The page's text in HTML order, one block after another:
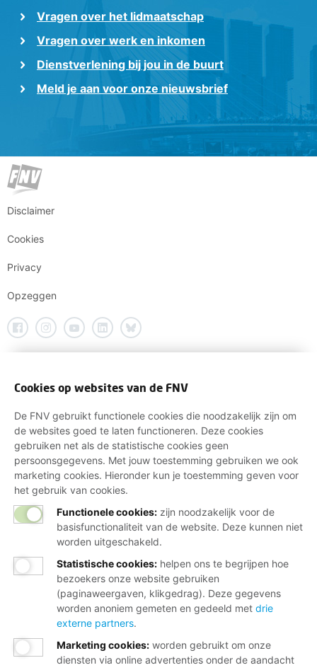
Vragen over het lidmaatschap
Vragen over werk en inkomen
Dienstverlening bij jou in de buurt
Meld je aan voor onze nieuwsbrief
Disclaimer
Cookies
Privacy
Opzeggen
Cookies op websites van de FNV
De FNV gebruikt functionele cookies die noodzakelijk zijn om
de websites goed te laten functioneren. Deze cookies
gebruiken net als de statistische cookies geen
persoonsgegevens. Met jouw toestemming gebruiken we ook
marketing cookies. Hieronder kun je toestemming geven voor
het gebruik van cookies.
Functionele cookies: zijn noodzakelijk voor de
basisfunctionaliteit van de website. Deze kunnen niet
worden uitgeschakeld.
Statistische cookies: helpen ons te begrijpen hoe
bezoekers onze website gebruiken
(paginaweergaven, klikgedrag). Deze gegevens
worden anoniem gemeten en gedeeld met drie
externe partners.
Marketing cookies: worden gebruikt om onze
diensten via online advertenties onder de aandacht